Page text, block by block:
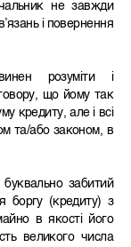
не завжди
і повернення
розуміти і
що йому так
кредиту, але і всі
та/або законом, в
забитий
боргу (кредиту) з
в якості його
великого числа